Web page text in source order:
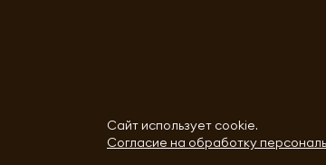
Сайт использует cookie.
Согласие на обработку